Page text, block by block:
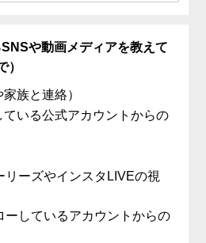
や動画メディアを教えて
）
族と連絡）
ている公式アカウントからの
リーズやインスタLIVEの視
ーしているアカウントからの